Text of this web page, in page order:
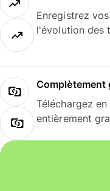
Enregistrez
l'évolution des
Téléchargez
entièrement